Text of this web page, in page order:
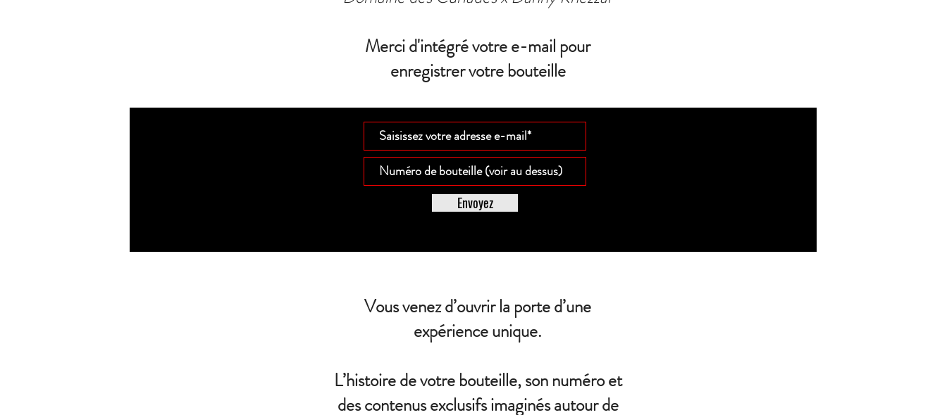
Merci d'intégré votre e-mail pour
enregistrer votre bouteille
Envoyez
Vous venez d’ouvrir la porte d’une
expérience unique.
L’histoire de votre bouteille, son numéro et
des contenus exclusifs imaginés autour de